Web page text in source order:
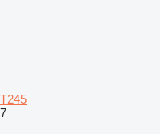
T245
7